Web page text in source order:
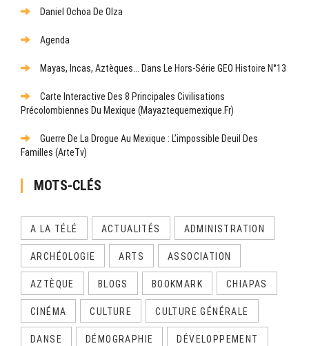
Daniel Ochoa De Olza
Agenda
Mayas, Incas, Aztèques... Dans Le Hors-Série GEO Histoire N°13
Carte Interactive Des 8 Principales Civilisations
Précolombiennes Du Mexique (mayaztequemexique.fr)
Guerre De La Drogue Au Mexique : L’impossible Deuil Des
Familles (ArteTv)
MOTS-CLÉS
A LA TÉLÉ ACTUALITÉS ADMINISTRATION
ARCHÉOLOGIE ARTS ASSOCIATION
AZTÈQUE BLOGS BOOKMARK CHIAPAS
CINÉMA CULTURE CULTURE GÉNÉRALE
DANSE DÉMOGRAPHIE DÉVELOPPEMENT